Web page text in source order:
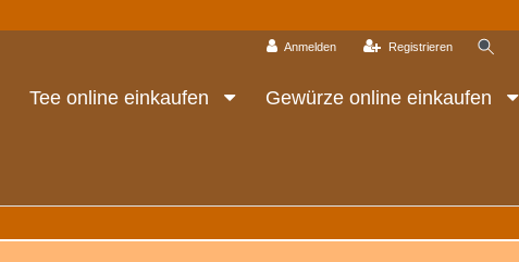
Anmelden Registrieren
Tee online einkaufen Gewürze online einkaufen